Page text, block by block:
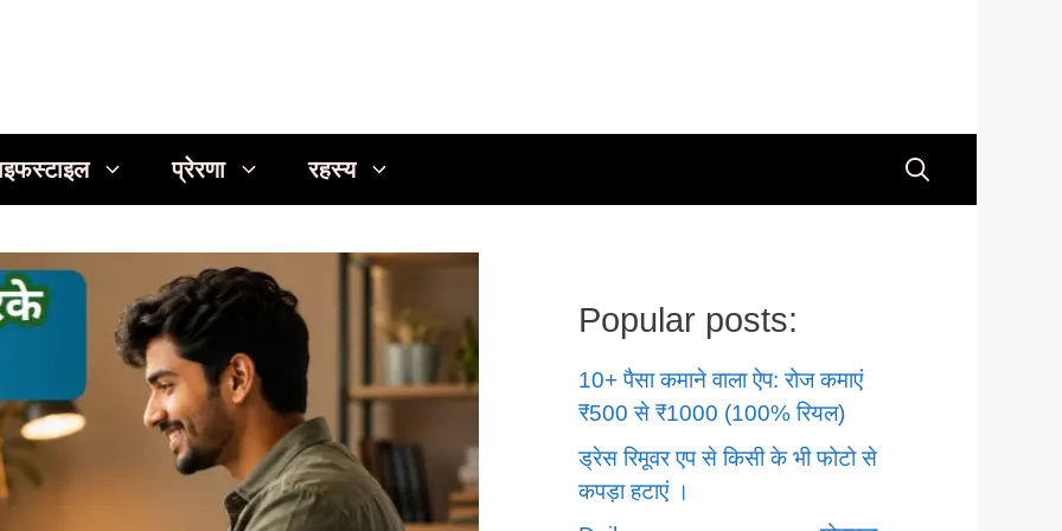
प्रेरणा रहस्य
Popular posts:
10+ पैसा कमाने वाला ऐप: रोज कमाएं
₹500 से ₹1000 (100% रियल)
ड्रेस रिमूवर एप से किसी के भी फोटो से
कपड़ा हटाएं ।